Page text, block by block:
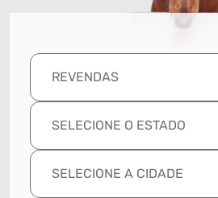
REVENDAS
SELECIONE O ESTADO
SELECIONE A CIDADE